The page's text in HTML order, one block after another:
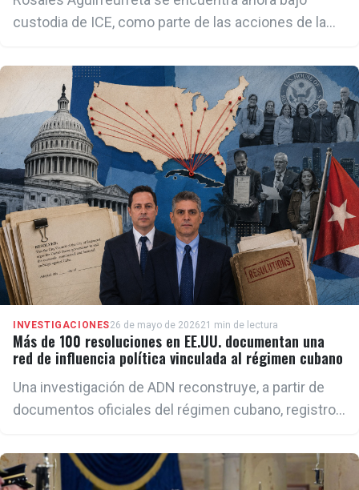
custodia de ICE, como parte de las acciones de la
EE. UU., vinculados a la cúpula castrista.
INVESTIGACIONES26 de mayo de 202621 min de lectura
Más de 100 resoluciones en EE.UU. documentan una
red de influencia política vinculada al régimen cubano
Una investigación de ADN reconstruye, a partir de
documentos oficiales del régimen cubano, registros
organizaciones de solidaridad y programas de
Ciudades Hermanas promovieron durante décadas